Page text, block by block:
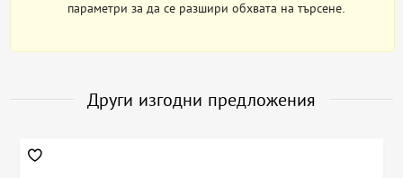
параметри за да се разшири обхвата на търсене.
Други изгодни предложения